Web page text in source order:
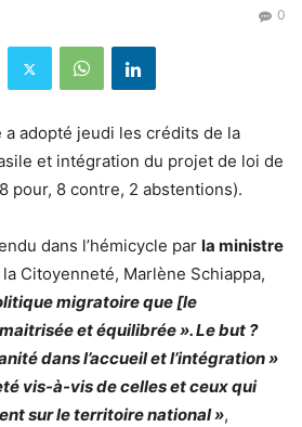
0
a adopté jeudi les crédits de la
et intégration du projet de loi de
pour, 8 contre, 2 abstentions).
dans l’hémicycle par la ministre
Citoyenneté, Marlène Schiappa,
migratoire que [le
et équilibrée ». Le but ?
dans l’accueil et l’intégration »
vis-à-vis de celles et ceux qui
sur le territoire national »,